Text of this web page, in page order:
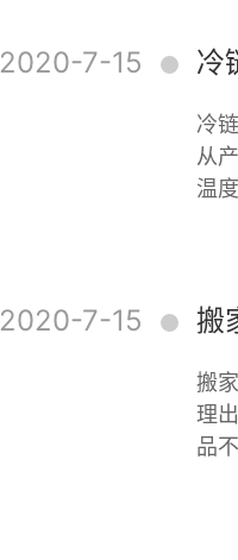
2020-7-15 冷
冷
从
温
2020-7-15 搬
搬
理
品